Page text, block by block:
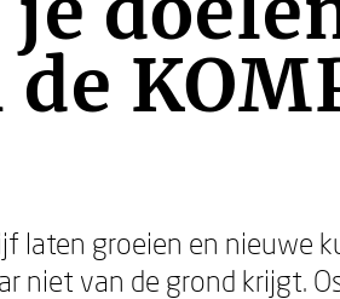
laten groeien en nieuwe
niet van de grond krijgt.